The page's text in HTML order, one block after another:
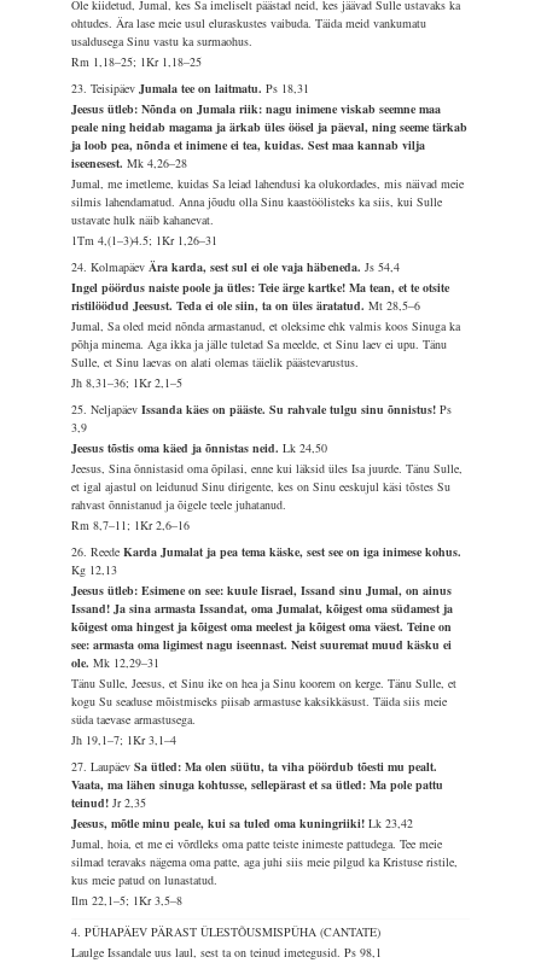
Ole kiidetud, Jumal, kes Sa imeliselt päästad neid, kes jäävad Sulle ustavaks ka
ohtudes. Ära lase meie usul eluraskustes vaibuda. Täida meid vankumatu
usaldusega Sinu vastu ka surmaohus.
Rm 1,18–25; 1Kr 1,18–25
23. TeisipäevJumala tee on laitmatu.Ps 18,31
Jeesus ütleb: Nõnda on Jumala riik: nagu inimene viskab seemne maa
peale ning heidab magama ja ärkab üles öösel ja päeval, ning seeme tärkab
ja loob pea, nõnda et inimene ei tea, kuidas. Sest maa kannab vilja
iseenesest.Mk 4,26–28
Jumal, me imetleme, kuidas Sa leiad lahendusi ka olukordades, mis näivad meie
silmis lahendamatud. Anna jõudu olla Sinu kaastöölisteks ka siis, kui Sulle
ustavate hulk näib kahanevat.
1Tm 4,(1–3)4.5; 1Kr 1,26–31
24. KolmapäevÄra karda, sest sul ei ole vaja häbeneda.Js 54,4
Ingel pöördus naiste poole ja ütles: Teie ärge kartke! Ma tean, et te otsite
ristilöödud Jeesust. Teda ei ole siin, ta on üles äratatud.Mt 28,5–6
Jumal, Sa oled meid nõnda armastanud, et oleksime ehk valmis koos Sinuga ka
põhja minema. Aga ikka ja jälle tuletad Sa meelde, et Sinu laev ei upu. Tänu
Sulle, et Sinu laevas on alati olemas täielik päästevarustus.
Jh 8,31–36; 1Kr 2,1–5
25. NeljapäevIssanda käes on pääste. Su rahvale tulgu sinu õnnistus!Ps
3,9
Jeesus tõstis oma käed ja õnnistas neid.Lk 24,50
Jeesus, Sina õnnistasid oma õpilasi, enne kui läksid üles Isa juurde. Tänu Sulle,
et igal ajastul on leidunud Sinu dirigente, kes on Sinu eeskujul käsi tõstes Su
rahvast õnnistanud ja õigele teele juhatanud.
Rm 8,7–11; 1Kr 2,6–16
26. ReedeKarda Jumalat ja pea tema käske, sest see on iga inimese kohus.
Kg 12,13
Jeesus ütleb: Esimene on see: kuule Iisrael, Issand sinu Jumal, on ainus
Issand! Ja sina armasta Issandat, oma Jumalat, kõigest oma südamest ja
kõigest oma hingest ja kõigest oma meelest ja kõigest oma väest. Teine on
see: armasta oma ligimest nagu iseennast. Neist suuremat muud käsku ei
ole.Mk 12,29–31
Tänu Sulle, Jeesus, et Sinu ike on hea ja Sinu koorem on kerge. Tänu Sulle, et
kogu Su seaduse mõistmiseks piisab armastuse kaksikkäsust. Täida siis meie
süda taevase armastusega.
Jh 19,1–7; 1Kr 3,1–4
27. LaupäevSa ütled: Ma olen süütu, ta viha pöördub tõesti mu pealt.
Vaata, ma lähen sinuga kohtusse, sellepärast et sa ütled: Ma pole pattu
teinud!Jr 2,35
Jeesus, mõtle minu peale, kui sa tuled oma kuningriiki!Lk 23,42
Jumal, hoia, et me ei võrdleks oma patte teiste inimeste pattudega. Tee meie
silmad teravaks nägema oma patte, aga juhi siis meie pilgud ka Kristuse ristile,
kus meie patud on lunastatud.
Ilm 22,1–5; 1Kr 3,5–8
4. PÜHAPÄEV PÄRAST ÜLESTÕUSMISPÜHA (CANTATE)
Laulge Issandale uus laul, sest ta on teinud imetegusid.Ps 98,1